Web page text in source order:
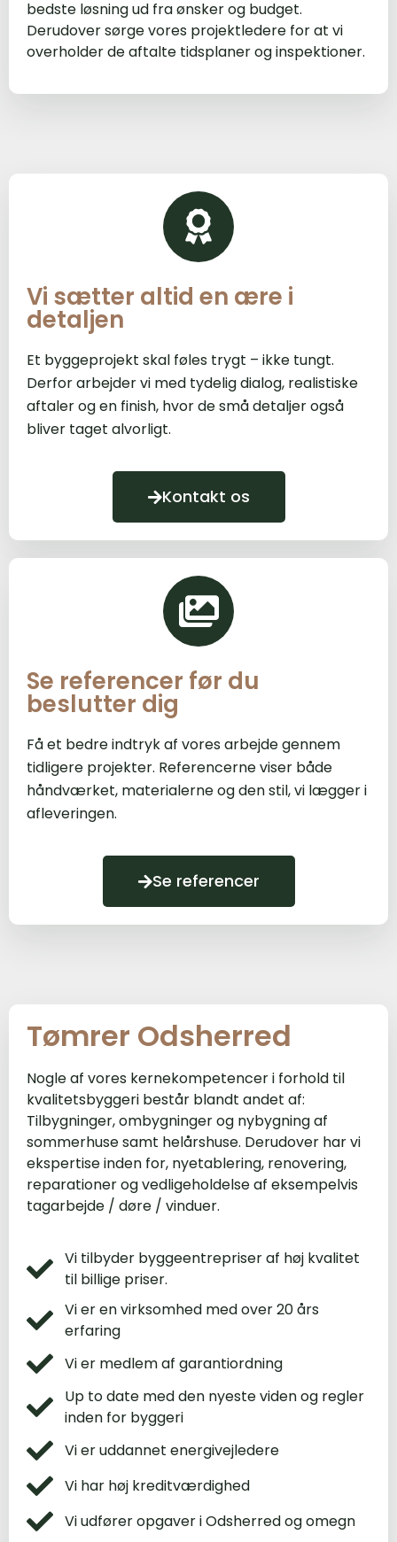
bedste løsning ud fra ønsker og budget.
Derudover sørge vores projektledere for at vi
overholder de aftalte tidsplaner og inspektioner.
Vi sætter altid en ære i
detaljen
Et byggeprojekt skal føles trygt – ikke tungt.
Derfor arbejder vi med tydelig dialog, realistiske
aftaler og en finish, hvor de små detaljer også
bliver taget alvorligt.
Kontakt os
Se referencer før du
beslutter dig
Få et bedre indtryk af vores arbejde gennem
tidligere projekter. Referencerne viser både
håndværket, materialerne og den stil, vi lægger i
afleveringen.
Se referencer
Tømrer Odsherred
Nogle af vores kernekompetencer i forhold til
kvalitetsbyggeri består blandt andet af:
Tilbygninger, ombygninger og nybygning af
sommerhuse samt helårshuse. Derudover har vi
ekspertise inden for, nyetablering, renovering,
reparationer og vedligeholdelse af eksempelvis
tagarbejde / døre / vinduer.
Vi tilbyder byggeentrepriser af høj kvalitet
til billige priser.
Vi er en virksomhed med over 20 års
erfaring
Vi er medlem af garantiordning
Up to date med den nyeste viden og regler
inden for byggeri
Vi er uddannet energivejledere
Vi har høj kreditværdighed
Vi udfører opgaver i Odsherred og omegn